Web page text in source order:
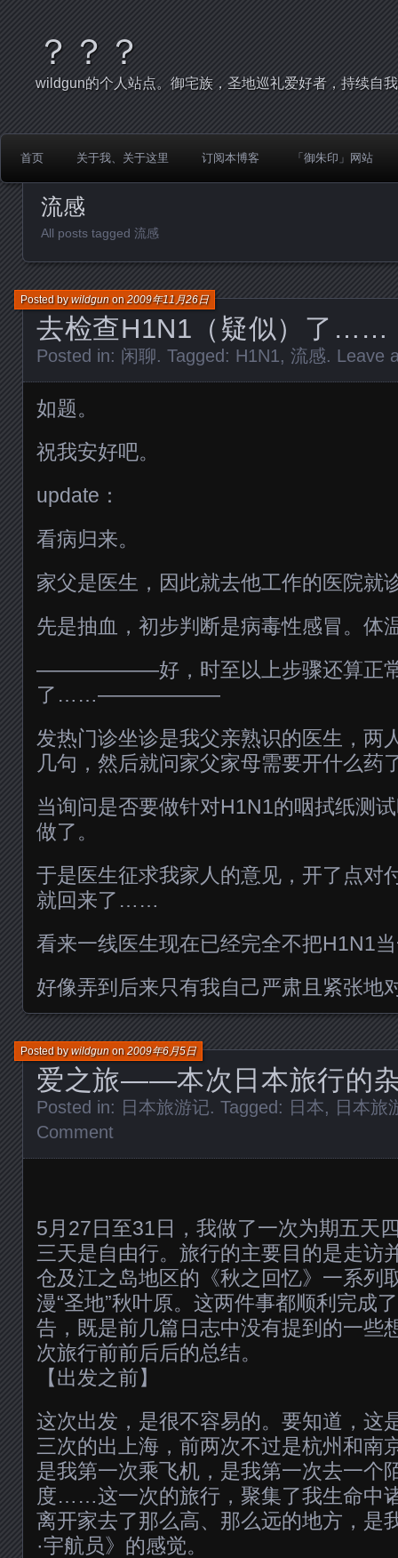
？？？
wildgun的个人站点。御宅族，圣地巡礼爱好者，持续自
首页 关于我、关于这里 订阅本博客 「御朱印」网站
流感
All posts tagged 流感
去检查H1N1（疑似）了……
Posted bywildgunon2009年11月26日
Posted in: 闲聊. Tagged: H1N1, 流感. Leave
如题。
祝我安好吧。
update：
看病归来。
家父是医生，因此就去他工作的医院就
先是抽血，初步判断是病毒性感冒。体
——————好，时至以上步骤还算正常
了……——————
发热门诊坐诊是我父亲熟识的医生，两
几句，然后就问家父家母需要开什么药
当询问是否要做针对H1N1的咽拭纸测
做了。
于是医生征求我家人的意见，开了点对
就回来了……
看来一线医生现在已经完全不把H1N1
好像弄到后来只有我自己严肃且紧张地
爱之旅——本次日本旅行的
Posted bywildgunon2009年6月5日
Posted in: 日本旅游记. Tagged: 日本, 日本旅
Comment
5月27日至31日，我做了一次为期五天
三天是自由行。旅行的主要目的是走访
仓及江之岛地区的《秋之回忆》一系列
漫“圣地”秋叶原。这两件事都顺利完成
告，既是前几篇日志中没有提到的一些
次旅行前前后后的总结。
【出发之前】
这次出发，是很不容易的。要知道，这
三次的出上海，前两次不过是杭州和南
是我第一次乘飞机，是我第一次去一个
度……这一次的旅行，聚集了我生命中
离开家去了那么高、那么远的地方，是
·宇航员》的感觉。